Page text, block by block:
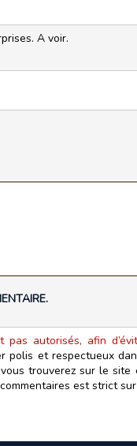
A voir.
pas autorisés, afin
polis et respectueux
trouverez sur le
est strict